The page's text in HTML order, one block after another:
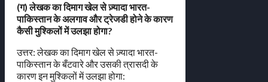
(ग) लेखक का दिमाग खेल से ज़्यादा भारत-
पाकिस्तान के अलगाव और ट्रेजडी होने के कारण
कैसी मुश्किलों में उलझा होगा?
उत्तर: लेखक का दिमाग खेल से ज़्यादा भारत-
पाकिस्तान के बँटवारे और उसकी त्रासदी के
कारण इन मुश्किलों में उलझा होगा: